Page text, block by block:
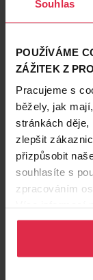
Souhlas
POUŽÍVÁME
ZÁŽITEK Z
Pracujeme s
běžely, jak
stránkách děje,
zlepšit
přizpůsobit
souhlasíte s
zpracováním
osobních
Hodnocení